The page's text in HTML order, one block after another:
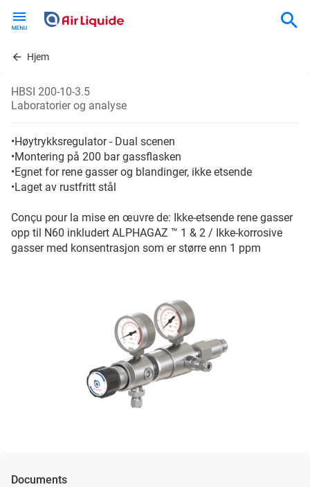
contentHjem
HBSI 200-10-3.5
Laboratorier og analyse
•Høytrykksregulator - Dual scenen
•Montering på 200 bar gassflasken
•Egnet for rene gasser og blandinger, ikke etsende
•Laget av rustfritt stål
Conçu pour la mise en œuvre de: Ikke-etsende rene gasser
opp til N60 inkludert ALPHAGAZ ™ 1 & 2 / Ikke-korrosive
gasser med konsentrasjon som er større enn 1 ppm
Documents